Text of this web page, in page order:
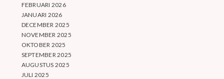
FEBRUARI 2026
JANUARI 2026
DECEMBER 2025
NOVEMBER 2025
OKTOBER 2025
SEPTEMBER 2025
AUGUSTUS 2025
JULI 2025